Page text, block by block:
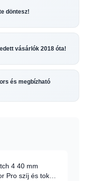
döntesz!
vásárlók 2018 óta!
és megbízható
4 40 mm
Pro szíj és tok